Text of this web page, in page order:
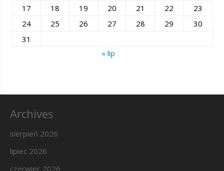
17
18 19 20 21 22
23
24
25 26 27 28 29
30
31
« lip
Archives
sierpień 2026
lipiec 2026
czerwiec 2026